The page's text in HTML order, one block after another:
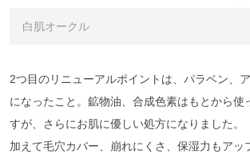
白肌オークル
2つ目のリニューアルポイントは、パラベン、
になったこと。鉱物油、合成色素はもとから使
すが、さらにお肌に優しい処方になりました。
加えて毛穴カバー、崩れにくさ、保湿力もアッ